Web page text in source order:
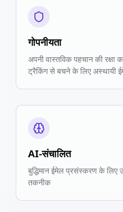
गोपनीयता
अपनी वास्तविक पहचान की
ट्रैकिंग से बचने के लिए अस्थायी
AI-संचालित
बुद्धिमान ईमेल प्रसंस्करण के लिए
तकनीक